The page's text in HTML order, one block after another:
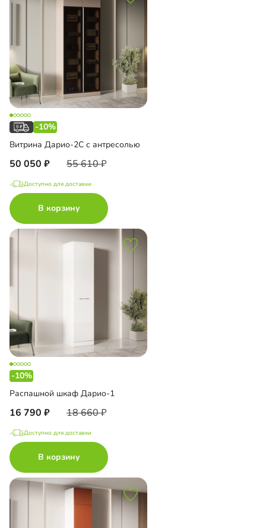
-10%
Витрина Дарио-2С с антресолью
50 050 55 610
Доступно для доставки
В корзину
-10%
Распашной шкаф Дарио-1
16 790 18 660
Доступно для доставки
В корзину